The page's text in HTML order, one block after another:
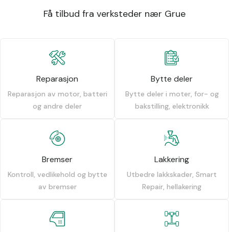
Få tilbud fra verksteder nær Grue
Reparasjon
Reparasjon av motor, batteri
og andre deler
Bytte deler
Bytte deler i moter, for- og
bakstilling, elektronikk
Bremser
Kontroll, vedlikehold og bytte
av bremser
Lakkering
Utbedre lakkskader, Smart
Repair, hellakering